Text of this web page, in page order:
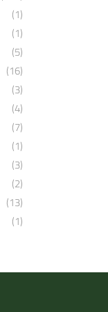
(1)
(1)
(5)
(16)
(3)
(4)
(7)
(1)
(3)
(2)
(13)
(1)